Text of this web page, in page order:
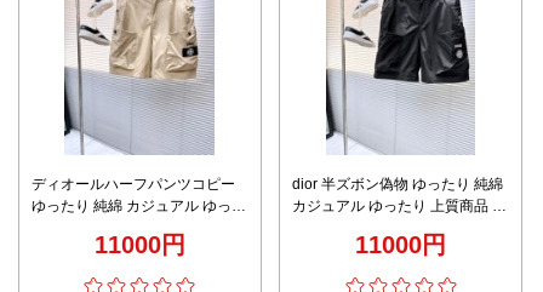
ディオールハーフパンツコピー
ゆったり 純綿 カジュアル ゆった
11000円
dior 半ズボン偽物 ゆったり 純綿
カジュアル ゆったり 上質商品 ブ
11000円